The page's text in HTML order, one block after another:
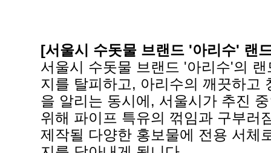
[서울시 수돗물 브랜드 '아리수' 랜
서울시 수돗물 브랜드 '아리수'의
지를 탈피하고, 아리수의 깨끗하고
을 알리는 동시에, 서울시가 추진
위해 파이프 특유의 꺾임과 구부러
제작될 다양한 홍보물에 전용 서체